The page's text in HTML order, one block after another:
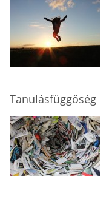
Tanulásfüggőség